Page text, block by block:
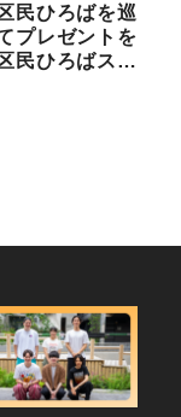
民ひろばを巡
プレゼントを
民ひろばスタ